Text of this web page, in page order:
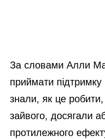
За словами Алли
приймати
знали, як це
зайвого, досягали
протилежного